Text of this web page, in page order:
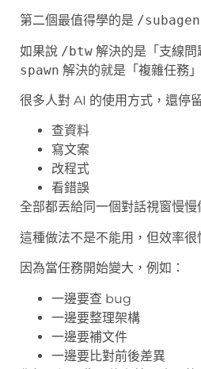
第二個最值得學的是 /
如果說 /btw 解決的是「支線問
spawn 解決的就是「複雜任務」
很多人對 AI 的使用方式，還停
查資料
寫文案
改程式
看錯誤
全部都丟給同一個對話視窗慢慢
這種做法不是不能用，但效率很
因為當任務開始變大，例如：
一邊要查 bug
一邊要整理架構
一邊要補文件
一邊要比對前後差異